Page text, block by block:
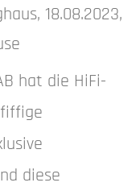
18.08.2023,
hat die HiFi-
diese